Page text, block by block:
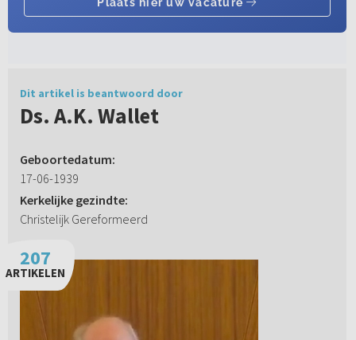
Dit artikel is beantwoord door
Ds. A.K. Wallet
Geboortedatum:
17-06-1939
Kerkelijke gezindte:
Christelijk Gereformeerd
207
ARTIKELEN